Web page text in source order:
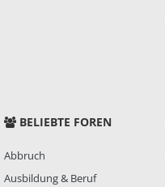
BELIEBTE FOREN
Abbruch
Ausbildung & Beruf